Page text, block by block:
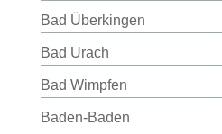
Bad Überkingen
Bad Urach
Bad Wimpfen
Baden-Baden